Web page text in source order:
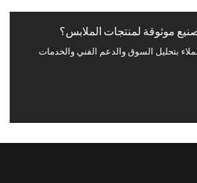
موثوقة لمنتجات الملابس؟
بتحليل السوق والدعم الفني والخدمات